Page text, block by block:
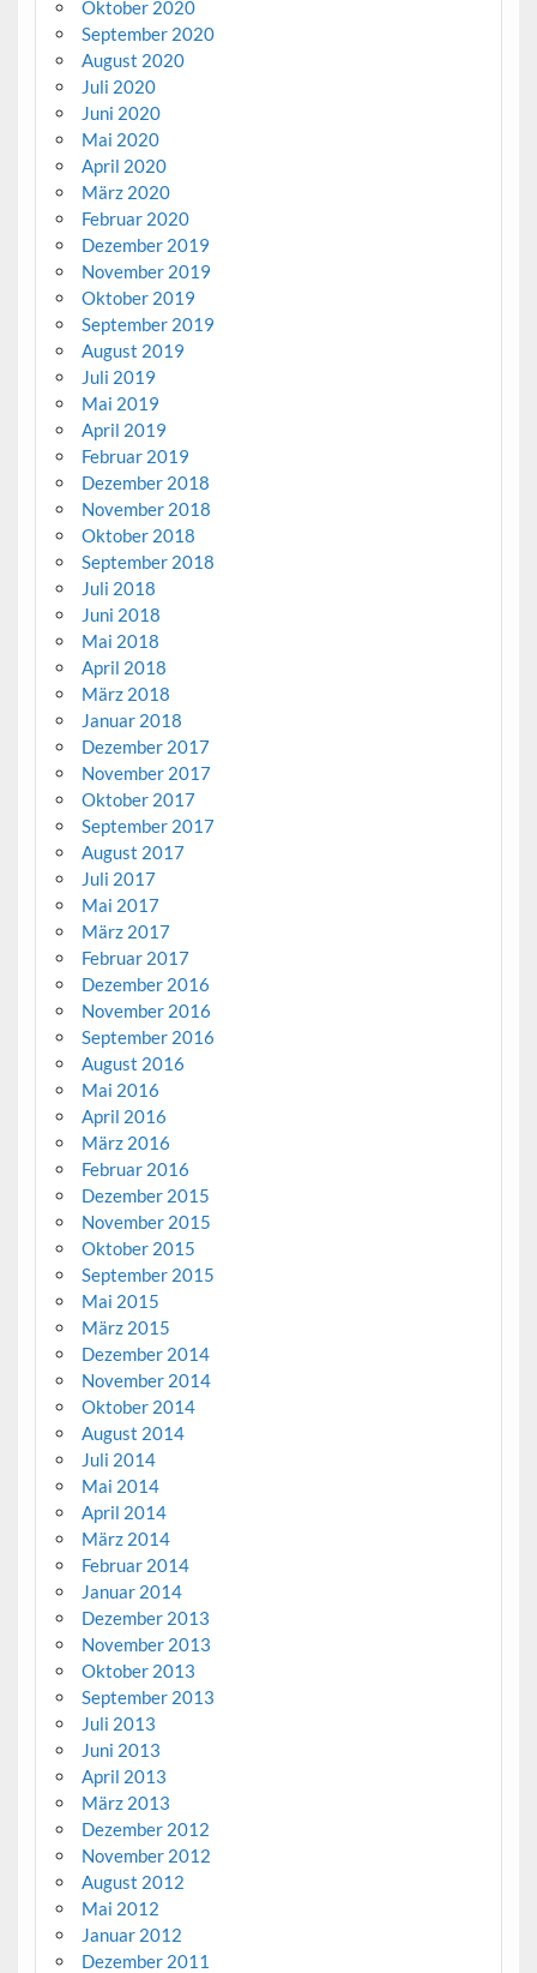
Oktober 2020
September 2020
August 2020
Juli 2020
Juni 2020
Mai 2020
April 2020
März 2020
Februar 2020
Dezember 2019
November 2019
Oktober 2019
September 2019
August 2019
Juli 2019
Mai 2019
April 2019
Februar 2019
Dezember 2018
November 2018
Oktober 2018
September 2018
Juli 2018
Juni 2018
Mai 2018
April 2018
März 2018
Januar 2018
Dezember 2017
November 2017
Oktober 2017
September 2017
August 2017
Juli 2017
Mai 2017
März 2017
Februar 2017
Dezember 2016
November 2016
September 2016
August 2016
Mai 2016
April 2016
März 2016
Februar 2016
Dezember 2015
November 2015
Oktober 2015
September 2015
Mai 2015
März 2015
Dezember 2014
November 2014
Oktober 2014
August 2014
Juli 2014
Mai 2014
April 2014
März 2014
Februar 2014
Januar 2014
Dezember 2013
November 2013
Oktober 2013
September 2013
Juli 2013
Juni 2013
April 2013
März 2013
Dezember 2012
November 2012
August 2012
Mai 2012
Januar 2012
Dezember 2011